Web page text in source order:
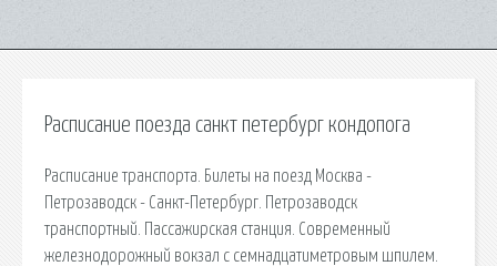
Расписание поезда санкт петербург кондопога
Расписание транспорта. Билеты на поезд Москва -
Петрозаводск - Санкт-Петербург. Петрозаводск
транспортный. Пассажирская станция. Современный
железнодорожный вокзал с семнадцатиметровым шпилем.